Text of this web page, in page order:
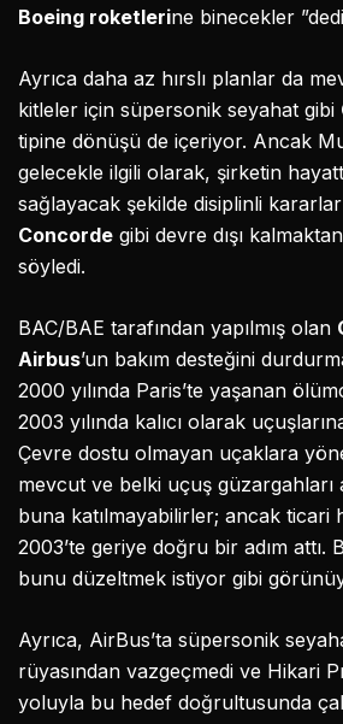
Boeing roketlerine binecekler
Ayrıca daha az hırslı planlar da
kitleler için süpersonik seyahat gibi
tipine dönüşü de içeriyor. Ancak
gelecekle ilgili olarak, şirketin
sağlayacak şekilde disiplinli
Concorde gibi devre dışı kalmaktan
söyledi.
BAC/BAE tarafından yapılmış olan
Airbus’un bakım desteğini
2000 yılında Paris’te yaşanan
2003 yılında kalıcı olarak
Çevre dostu olmayan uçaklara
mevcut ve belki uçuş güzargahları
buna katılmayabilirler; ancak ticari
2003’te geriye doğru bir adım attı.
bunu düzeltmek istiyor gibi
Ayrıca, AirBus’ta süpersonik
rüyasından vazgeçmedi ve Hikari
yoluyla bu hedef doğrultusunda